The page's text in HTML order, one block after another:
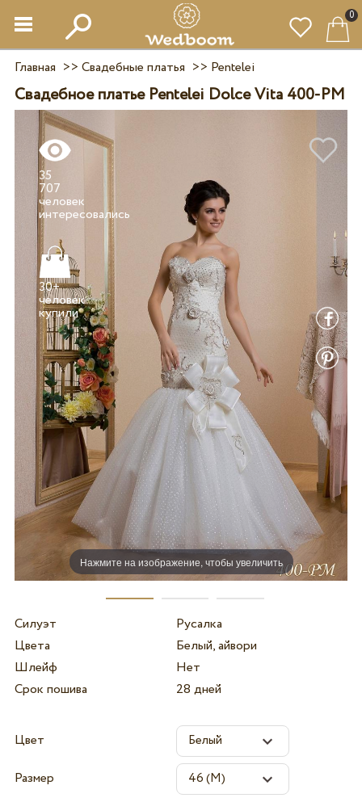
0
Главная >> Свадебные платья >> Pentelei
Свадебное платье Pentelei Dolce Vita 400-PM
Нажмите на изображение, чтобы увеличить
35
707
человек
30+
человек
купили
Силуэт
Русалка
Цвета
Белый, айвори
Шлейф
Нет
Срок пошива
28 дней
Цвет
Размер